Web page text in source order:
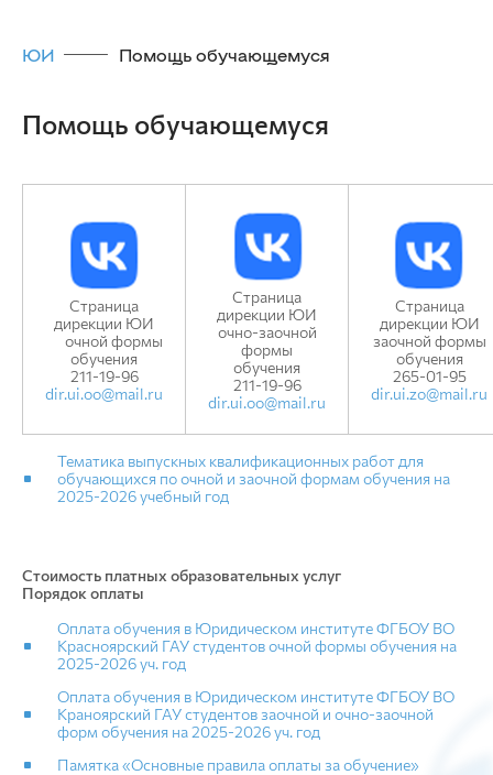
ЮИ Помощь обучающемуся
Помощь обучающемуся
Страница
дирекции ЮИ
очной формы
обучения
211-19-96
dir.ui.oo@mail.ru
Страница
дирекции ЮИ
очно-заочной
формы
обучения
211-19-96
dir.ui.oo@mail.ru
Страница
дирекции ЮИ
заочной формы
обучения
265-01-95
dir.ui.zo@mail.ru
Тематика выпускных квалификационных работ для
обучающихся по очной и заочной формам обучения на
2025-2026 учебный год
Стоимость платных образовательных услуг
Порядок оплаты
Оплата обучения в Юридическом институте ФГБОУ ВО
Красноярский ГАУ студентов очной формы обучения на
2025-2026 уч. год
Оплата обучения в Юридическом институте ФГБОУ ВО
Краноярский ГАУ студентов заочной и очно-заочной
форм обучения на 2025-2026 уч. год
Памятка «Основные правила оплаты за обучение»